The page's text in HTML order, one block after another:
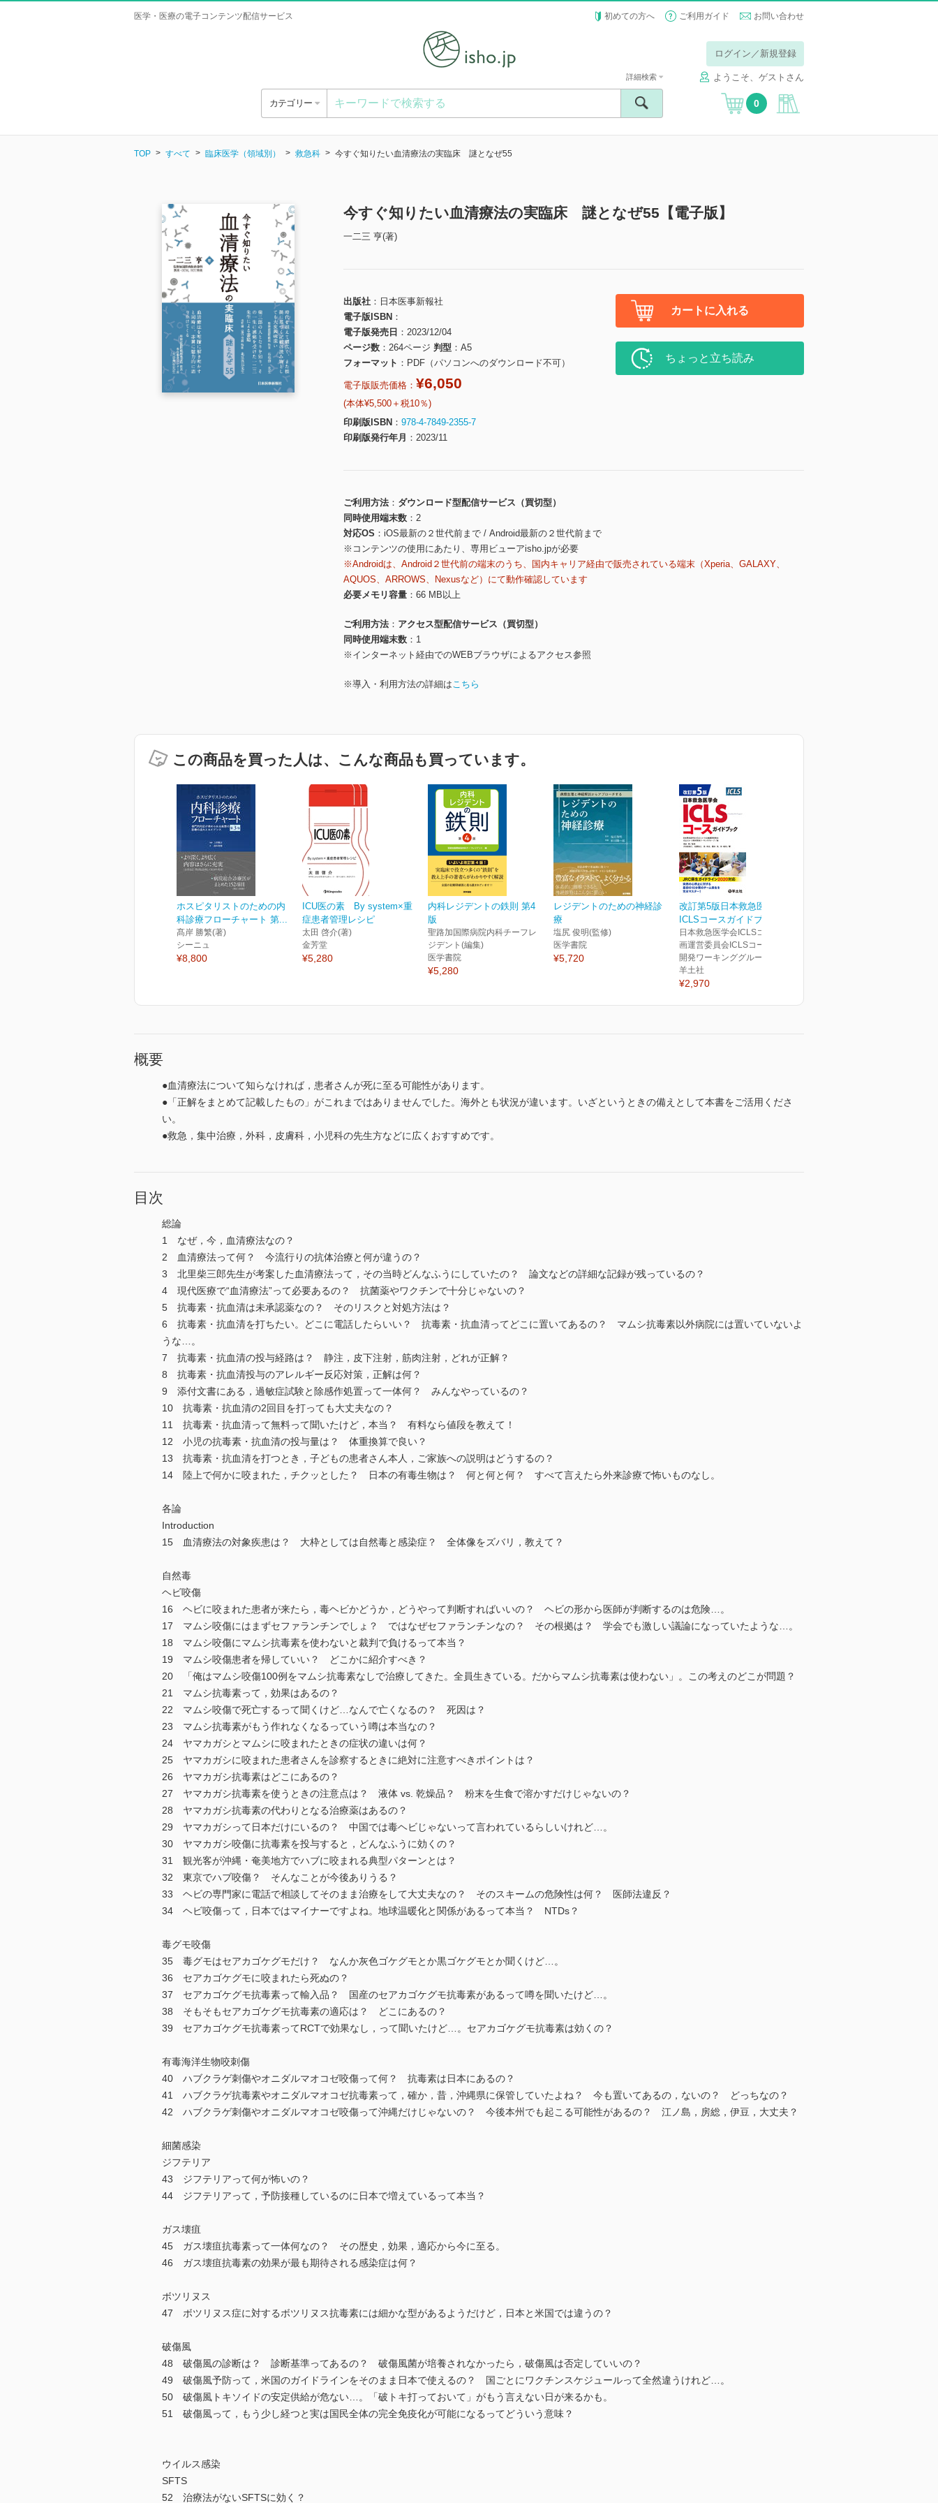
医学・医療の電子コンテンツ配信サービス 初めての方へ ご利用ガイド お問い合わせ
ログイン／新規登録
ようこそ、ゲストさん
カテゴリー
詳細検索
0
TOP すべて 臨床医学（領域別） 救急科 今すぐ知りたい血清療法の実臨床 謎となぜ55
今すぐ知りたい血清療法の実臨床 謎となぜ55【電子版】
一二三 亨(著)
出版社
日本医事新報社
電子版ISBN
電子版発売日
2023/12/04
ページ数
264ページ 判型
A5
フォーマット
PDF（パソコンへのダウンロード不可）
電子版販売価格： ¥6,050
(本体¥5,500＋税10％)
印刷版ISBN
978-4-7849-2355-7
印刷版発行年月
2023/11
カートに入れる
ちょっと立ち読み
ご利用方法
ダウンロード型配信サービス（買切型）
同時使用端末数
2
対応OS
iOS最新の２世代前まで / Android最新の２世代前まで
※コンテンツの使用にあたり、専用ビューアisho.jpが必要
※Androidは、Android２世代前の端末のうち、国内キャリア経由で販売されている端末（Xperia、GALAXY、
AQUOS、ARROWS、Nexusなど）にて動作確認しています
必要メモリ容量
66 MB以上
ご利用方法
アクセス型配信サービス（買切型）
同時使用端末数
1
※インターネット経由でのWEBブラウザによるアクセス参照
※導入・利用方法の詳細はこちら
この商品を買った人は、こんな商品も買っています。
ホスピタリストのための内
科診療フローチャート 第...
髙岸 勝繁(著)
シーニュ
¥8,800
ICU医の素 By system×重
症患者管理レシピ
太田 啓介(著)
金芳堂
¥5,280
内科レジデントの鉄則 第4
版
聖路加国際病院内科チーフレ
ジデント(編集)
医学書院
¥5,280
レジデントのための神経診
療
塩尻 俊明(監修)
医学書院
¥5,720
改訂第5版日本救急医学会
ICLSコースガイドブック
日本救急医学会ICLSコース企
画運営委員会ICLSコース教材
開発ワーキンググループ(編)
羊土社
¥2,970
概要
●血清療法について知らなければ，患者さんが死に至る可能性があります。
●「正解をまとめて記載したもの」がこれまではありませんでした。海外とも状況が違います。いざというときの備えとして本書をご活用くださ
い。
●救急，集中治療，外科，皮膚科，小児科の先生方などに広くおすすめです。
目次
総論
1 なぜ，今，血清療法なの？
2 血清療法って何？ 今流行りの抗体治療と何が違うの？
3 北里柴三郎先生が考案した血清療法って，その当時どんなふうにしていたの？ 論文などの詳細な記録が残っているの？
4 現代医療で“血清療法”って必要あるの？ 抗菌薬やワクチンで十分じゃないの？
5 抗毒素・抗血清は未承認薬なの？ そのリスクと対処方法は？
6 抗毒素・抗血清を打ちたい。どこに電話したらいい？ 抗毒素・抗血清ってどこに置いてあるの？ マムシ抗毒素以外病院には置いていないよ
うな…。
7 抗毒素・抗血清の投与経路は？ 静注，皮下注射，筋肉注射，どれが正解？
8 抗毒素・抗血清投与のアレルギー反応対策，正解は何？
9 添付文書にある，過敏症試験と除感作処置って一体何？ みんなやっているの？
10 抗毒素・抗血清の2回目を打っても大丈夫なの？
11 抗毒素・抗血清って無料って聞いたけど，本当？ 有料なら値段を教えて！
12 小児の抗毒素・抗血清の投与量は？ 体重換算で良い？
13 抗毒素・抗血清を打つとき，子どもの患者さん本人，ご家族への説明はどうするの？
14 陸上で何かに咬まれた，チクッとした？ 日本の有毒生物は？ 何と何と何？ すべて言えたら外来診療で怖いものなし。
各論
Introduction
15 血清療法の対象疾患は？ 大枠としては自然毒と感染症？ 全体像をズバリ，教えて？
自然毒
ヘビ咬傷
16 ヘビに咬まれた患者が来たら，毒ヘビかどうか，どうやって判断すればいいの？ ヘビの形から医師が判断するのは危険…。
17 マムシ咬傷にはまずセファランチンでしょ？ ではなぜセファランチンなの？ その根拠は？ 学会でも激しい議論になっていたような…。
18 マムシ咬傷にマムシ抗毒素を使わないと裁判で負けるって本当？
19 マムシ咬傷患者を帰していい？ どこかに紹介すべき？
20 「俺はマムシ咬傷100例をマムシ抗毒素なしで治療してきた。全員生きている。だからマムシ抗毒素は使わない」。この考えのどこが問題？
21 マムシ抗毒素って，効果はあるの？
22 マムシ咬傷で死亡するって聞くけど…なんで亡くなるの？ 死因は？
23 マムシ抗毒素がもう作れなくなるっていう噂は本当なの？
24 ヤマカガシとマムシに咬まれたときの症状の違いは何？
25 ヤマカガシに咬まれた患者さんを診察するときに絶対に注意すべきポイントは？
26 ヤマカガシ抗毒素はどこにあるの？
27 ヤマカガシ抗毒素を使うときの注意点は？ 液体 vs. 乾燥品？ 粉末を生食で溶かすだけじゃないの？
28 ヤマカガシ抗毒素の代わりとなる治療薬はあるの？
29 ヤマカガシって日本だけにいるの？ 中国では毒ヘビじゃないって言われているらしいけれど…。
30 ヤマカガシ咬傷に抗毒素を投与すると，どんなふうに効くの？
31 観光客が沖縄・奄美地方でハブに咬まれる典型パターンとは？
32 東京でハブ咬傷？ そんなことが今後ありうる？
33 ヘビの専門家に電話で相談してそのまま治療をして大丈夫なの？ そのスキームの危険性は何？ 医師法違反？
34 ヘビ咬傷って，日本ではマイナーですよね。地球温暖化と関係があるって本当？ NTDs？
毒グモ咬傷
35 毒グモはセアカゴケグモだけ？ なんか灰色ゴケグモとか黒ゴケグモとか聞くけど…。
36 セアカゴケグモに咬まれたら死ぬの？
37 セアカゴケグモ抗毒素って輸入品？ 国産のセアカゴケグモ抗毒素があるって噂を聞いたけど…。
38 そもそもセアカゴケグモ抗毒素の適応は？ どこにあるの？
39 セアカゴケグモ抗毒素ってRCTで効果なし，って聞いたけど…。セアカゴケグモ抗毒素は効くの？
有毒海洋生物咬刺傷
40 ハブクラゲ刺傷やオニダルマオコゼ咬傷って何？ 抗毒素は日本にあるの？
41 ハブクラゲ抗毒素やオニダルマオコゼ抗毒素って，確か，昔，沖縄県に保管していたよね？ 今も置いてあるの，ないの？ どっちなの？
42 ハブクラゲ刺傷やオニダルマオコゼ咬傷って沖縄だけじゃないの？ 今後本州でも起こる可能性があるの？ 江ノ島，房総，伊豆，大丈夫？
細菌感染
ジフテリア
43 ジフテリアって何が怖いの？
44 ジフテリアって，予防接種しているのに日本で増えているって本当？
ガス壊疽
45 ガス壊疽抗毒素って一体何なの？ その歴史，効果，適応から今に至る。
46 ガス壊疽抗毒素の効果が最も期待される感染症は何？
ボツリヌス
47 ボツリヌス症に対するボツリヌス抗毒素には細かな型があるようだけど，日本と米国では違うの？
破傷風
48 破傷風の診断は？ 診断基準ってあるの？ 破傷風菌が培養されなかったら，破傷風は否定していいの？
49 破傷風予防って，米国のガイドラインをそのまま日本で使えるの？ 国ごとにワクチンスケジュールって全然違うけれど…。
50 破傷風トキソイドの安定供給が危ない…。「破トキ打っておいて」がもう言えない日が来るかも。
51 破傷風って，もう少し経つと実は国民全体の完全免疫化が可能になるってどういう意味？
ウイルス感染
SFTS
52 治療法がないSFTSに効く？